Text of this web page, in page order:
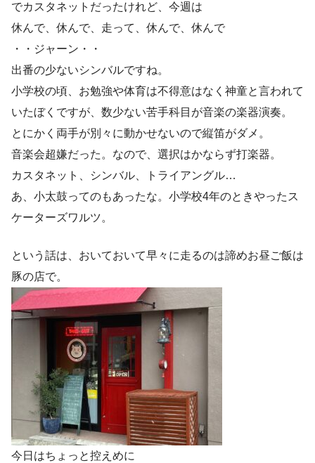
でカスタネットだったけれど、今週は
休んで、休んで、走って、休んで、休んで
・・ジャーン・・
出番の少ないシンバルですね。
小学校の頃、お勉強や体育は不得意はなく神童と言われて
いたぼくですが、数少ない苦手科目が音楽の楽器演奏。
とにかく両手が別々に動かせないので縦笛がダメ。
音楽会超嫌だった。なので、選択はかならず打楽器。
カスタネット、シンバル、トライアングル…
あ、小太鼓ってのもあったな。小学校4年のときやったス
ケーターズワルツ。
という話は、おいておいて早々に走るのは諦めお昼ご飯は
豚の店で。
今日はちょっと控えめに